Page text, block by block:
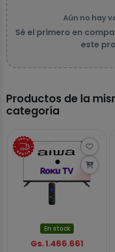
Aún no hay
Sé el primero en
este
Productos de la
categoría
En stock
Gs. 1.466.661